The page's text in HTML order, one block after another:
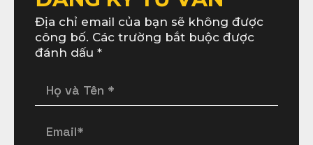
Địa chỉ email của bạn sẽ không được
công bố. Các trường bắt buộc được
đánh dấu *